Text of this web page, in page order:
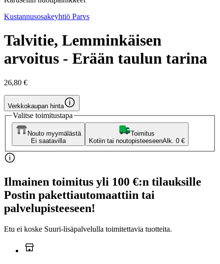
Kustannusosakeyhtiö Parvs
Talvitie, Lemminkäisen
arvoitus - Erään taulun tarina
26,80 €
Verkkokaupan hinta
Valitse toimitustapa
Nouto myymälästä
Ei saatavilla
Toimitus
Kotiin tai noutopisteeseenAlk. 0 €
Ilmainen toimitus yli 100 €:n tilauksille
Postin pakettiautomaattiin tai
palvelupisteeseen!
Etu ei koske Suuri‑lisäpalvelulla toimitettavia tuotteita.